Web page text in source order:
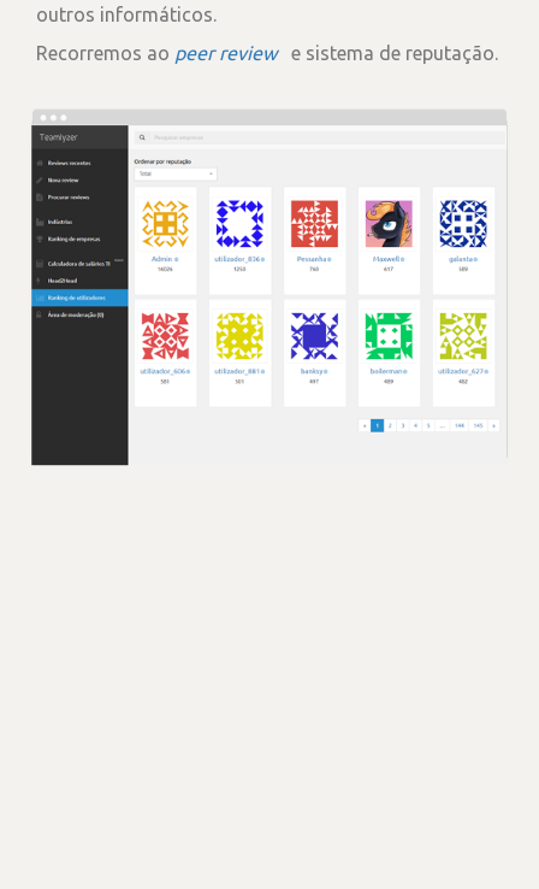
outros informáticos.
Recorremos ao peer review e sistema de reputação.